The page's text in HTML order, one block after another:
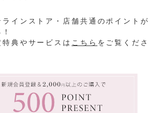
インストア・店舗共通のポイントが
典やサービスは こちら をご覧くださ